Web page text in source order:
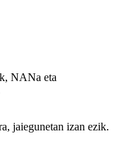
NANa eta
jaiegunetan izan ezik.